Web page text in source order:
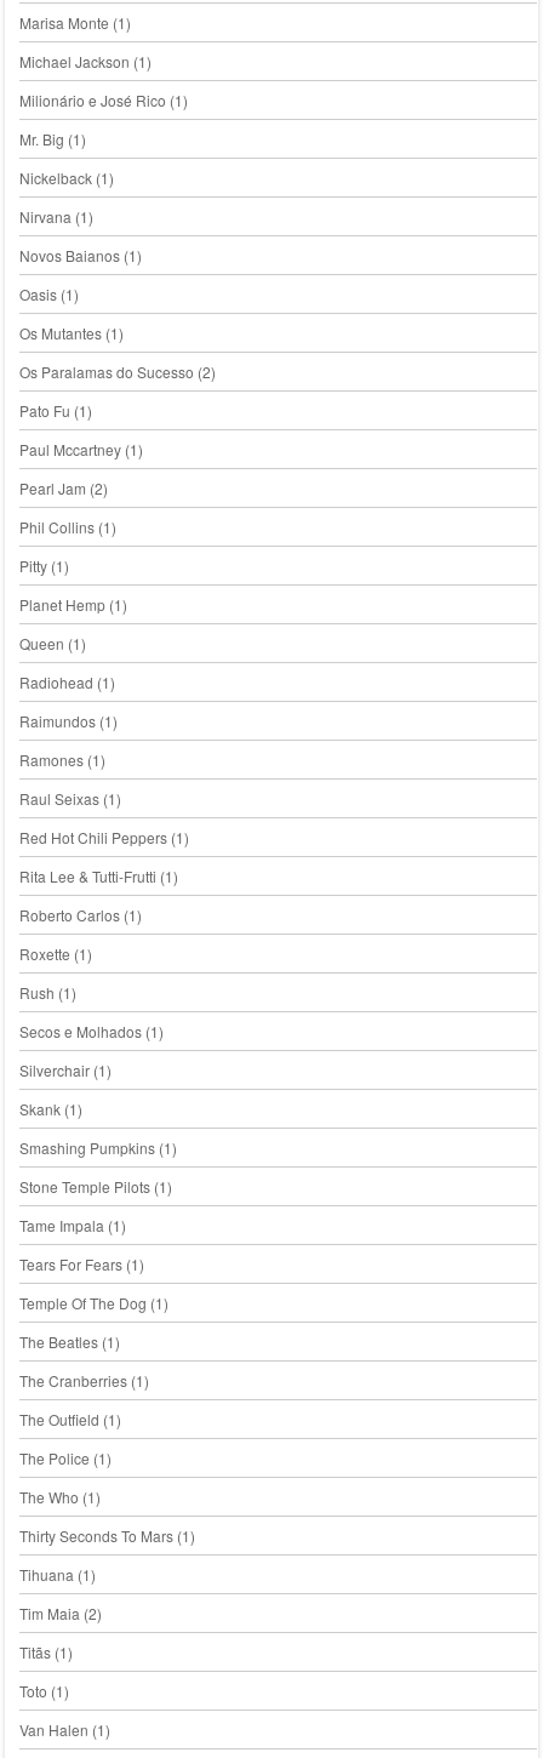
Marisa Monte (1)
Michael Jackson (1)
Milionário e José Rico (1)
Mr. Big (1)
Nickelback(1)
Nirvana (1)
Novos Baianos(1)
Oasis(1)
Os Mutantes(1)
Os Paralamas do Sucesso (2)
Pato Fu (1)
Paul Mccartney(1)
Pearl Jam (2)
Phil Collins(1)
Pitty(1)
Planet Hemp(1)
Queen (1)
Radiohead (1)
Raimundos(1)
Ramones(1)
Raul Seixas(1)
Red Hot Chili Peppers(1)
Rita Lee & Tutti-Frutti (1)
Roberto Carlos(1)
Roxette (1)
Rush (1)
Secos e Molhados(1)
Silverchair(1)
Skank(1)
Smashing Pumpkins(1)
Stone Temple Pilots(1)
Tame Impala (1)
Tears For Fears(1)
Temple Of The Dog (1)
The Beatles(1)
The Cranberries(1)
The Outfield (1)
The Police (1)
The Who (1)
Thirty Seconds To Mars(1)
Tihuana (1)
Tim Maia (2)
Titãs(1)
Toto (1)
Van Halen (1)